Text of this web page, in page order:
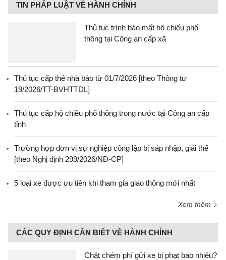
TIN PHÁP LUẬT VỀ HÀNH CHÍNH
Thủ tục trình báo mất hộ chiếu phổ
thông tại Công an cấp xã
Thủ tục cấp thẻ nhà báo từ 01/7/2026 [theo Thông tư
19/2026/TT-BVHTTDL]
Thủ tục cấp hộ chiếu phổ thông trong nước tại Công an cấp
tỉnh
Trường hợp đơn vị sự nghiệp công lập bị sáp nhập, giải thể
[theo Nghị định 299/2026/NĐ-CP]
5 loại xe được ưu tiên khi tham gia giao thông mới nhất
Xem thêm
CÁC QUY ĐỊNH CẦN BIẾT VỀ HÀNH CHÍNH
Chặt chém phí gửi xe bị phạt bao nhiêu?